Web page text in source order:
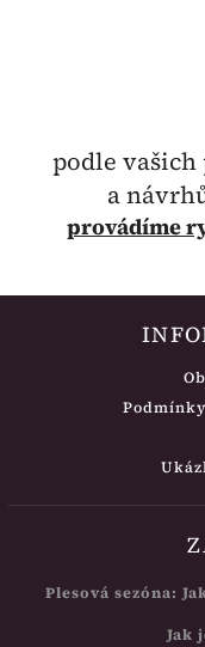
podle
a
provádíme
Plesová sezóna:
Jak